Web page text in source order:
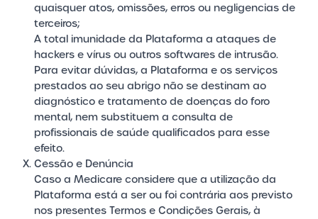
quaisquer atos, omissões, erros ou negligencias de
terceiros;
A total imunidade da Plataforma a ataques de
hackers e vírus ou outros softwares de intrusão.
Para evitar dúvidas, a Plataforma e os serviços
prestados ao seu abrigo não se destinam ao
diagnóstico e tratamento de doenças do foro
mental, nem substituem a consulta de
profissionais de saúde qualificados para esse
efeito.
X. Cessão e Denúncia
Caso a Medicare considere que a utilização da
Plataforma está a ser ou foi contrária aos previsto
nos presentes Termos e Condições Gerais, à